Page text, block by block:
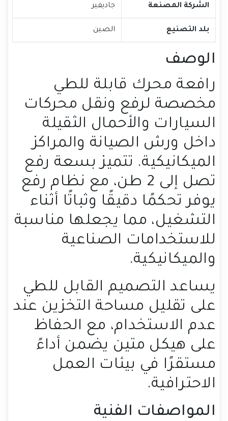
الشركة المصنعة جاديفير
بلد التصنيع الصين
الوصف
رافعة محرك قابلة للطي
مخصصة لرفع ونقل محركات
السيارات والأحمال الثقيلة
داخل ورش الصيانة والمراكز
الميكانيكية. تتميز بسعة رفع
تصل إلى 2 طن، مع نظام رفع
يوفر تحكمًا دقيقًا وثباتًا أثناء
التشغيل، مما يجعلها مناسبة
للاستخدامات الصناعية
والميكانيكية.
يساعد التصميم القابل للطي
على تقليل مساحة التخزين عند
عدم الاستخدام، مع الحفاظ
على هيكل متين يضمن أداءً
مستقرًا في بيئات العمل
الاحترافية.
المواصفات الفنية